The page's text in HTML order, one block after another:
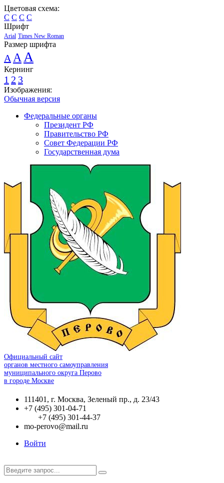
Цветовая схема:
C C C C
Шрифт
Arial Times New Roman
Размер шрифта
A A A
Кернинг
1 2 3
Изображения:
Обычная версия
Федеральные органы
Президент РФ
Правительство РФ
Совет Федерации РФ
Государственная дума
Официальный сайт
органов местного самоуправления
муниципального округа Перово
в городе Москве
111401, г. Москва, Зеленый пр., д. 23/43
+7 (495) 301-04-71
+7 (495) 301-44-37
mo-perovo@mail.ru
Войти